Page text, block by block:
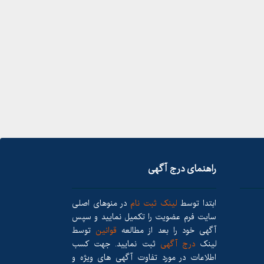
راهنمای درج آگهی
ابتدا توسط لینک ثبت نام در منوهای اصلی
سایت فرم عضویت را تکمیل نمایید و سپس
آگهی خود را بعد از مطالعه قوانین توسط
لینکدرج آگهی ثبت نمایید. جهت کسب
اطلاعات در مورد تفاوت آگهی های ویژه و